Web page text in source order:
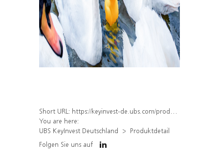
Short URL: https://keyinvest-de.ubs.com/produkt/detail/index/isin/DE000WA8V1T3
You are here:
UBS KeyInvest Deutschland
Produktdetail
Folgen Sie uns auf